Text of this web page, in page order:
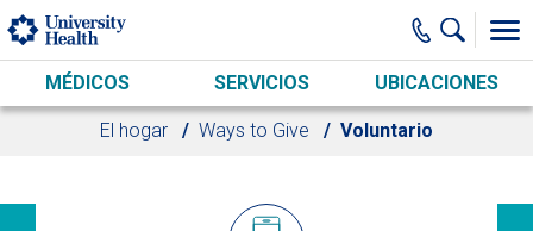
Skip to main content
MÉDICOS SERVICIOS UBICACIONES
El hogar Ways to Give Voluntario